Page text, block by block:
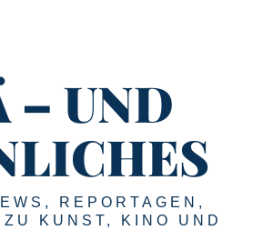
– UND
REPORTAGEN,
KUNST, KINO UND
trp-